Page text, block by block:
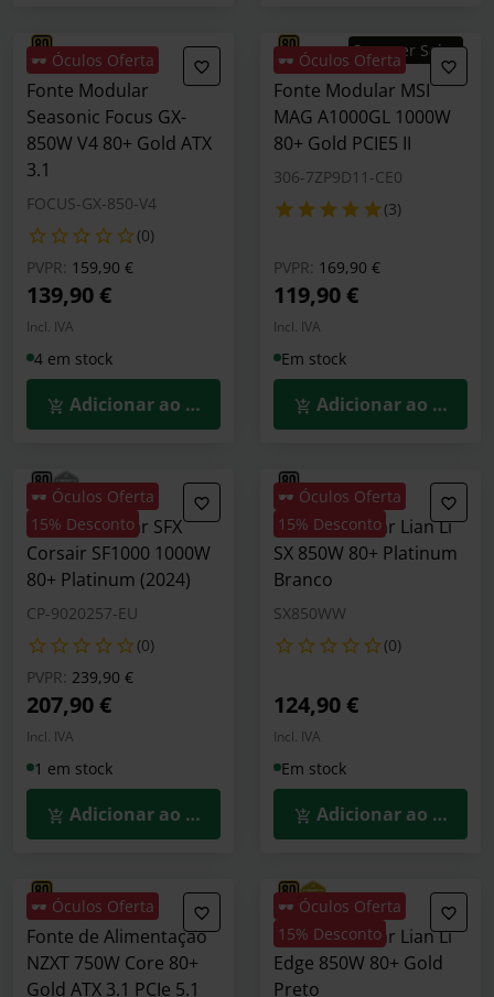
🕶️ Óculos Oferta
Fonte Modular
Seasonic Focus GX-
850W V4 80+ Gold ATX
3.1
FOCUS-GX-850-V4
(0)
PVPR: Preço reduzido de
159,90 €para
139,90 €
Incl. IVA
4 em stock
Adicionar ao Carrinho
🕶️ Óculos OfertaSummer Sales
Fonte Modular MSI
MAG A1000GL 1000W
80+ Gold PCIE5 II
306-7ZP9D11-CE0
(3)
PVPR: Preço reduzido de
169,90 €para
119,90 €
Incl. IVA
Em stock
Adicionar ao
🕶️ Óculos Oferta
15% Desconto
Fonte Modular SFX
Corsair SF1000 1000W
80+ Platinum (2024)
CP-9020257-EU
(0)
PVPR: Preço reduzido de
239,90 €para
207,90 €
Incl. IVA
1 em stock
Adicionar ao Carrinho
🕶️ Óculos Oferta
15% Desconto
Fonte Modular Lian Li
SX 850W 80+ Platinum
Branco
SX850WW
(0)
124,90 €
Incl. IVA
Em stock
Adicionar ao
🕶️ Óculos Oferta
Fonte de Alimentação
NZXT 750W Core 80+
Gold ATX 3.1 PCIe 5.1
🕶️ Óculos Oferta
15% Desconto
Fonte Modular Lian Li
Edge 850W 80+ Gold
Preto